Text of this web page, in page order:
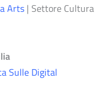
Arts | Settore Cultura
Sulle Digital